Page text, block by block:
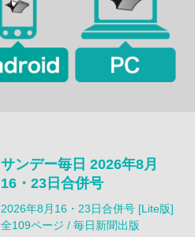
サンデー毎日 2026年8月
16・23日合併号
2026年8月16・23日合併号 [Lite版]
全109ページ / 毎日新聞出版